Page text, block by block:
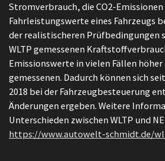
Stromverbrauch, die CO2-Emissionen
Fahrleistungswerte eines Fahrzeugs
der realistischeren Prüfbedingungen
WLTP gemessenen
Emissionswerte in vielen Fällen höher
gemessenen. Dadurch können sich
2018 bei der Fahrzeugbesteuerung
Änderungen ergeben. Weitere
Unterschieden zwischen WLTP und
https://www.autowelt-schmidt.de/